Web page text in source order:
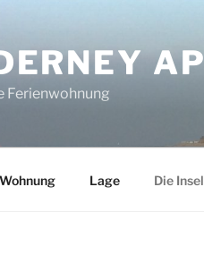
Ferienwohnung
Lage Die Insel